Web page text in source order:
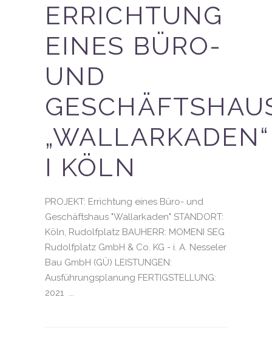
ERRICHTUNG
EINES BÜRO-
UND
„WALLARKADEN“
I KÖLN
PROJEKT: Errichtung eines Büro- und
Geschäftshaus "Wallarkaden" STANDORT:
Köln, Rudolfplatz BAUHERR: MOMENI SEG
Rudolfplatz GmbH & Co. KG - i. A. Nesseler
Bau GmbH (GÜ) LEISTUNGEN:
Ausführungsplanung FERTIGSTELLUNG:
2021 ...